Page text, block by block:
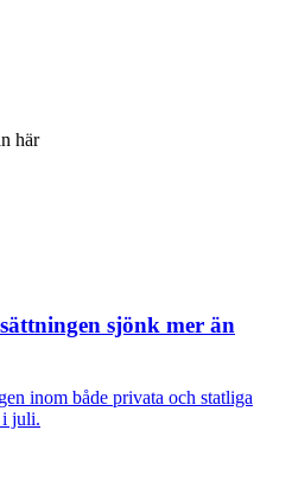
här
sjönk mer än
inom både privata och statliga
i juli.